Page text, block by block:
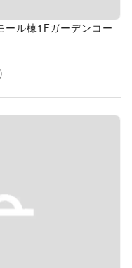
ール棟1Fガーデンコー